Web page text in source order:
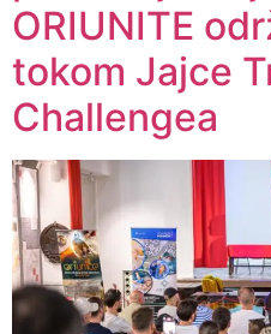
ORIUNITE
tokom Jajce
Challengea​